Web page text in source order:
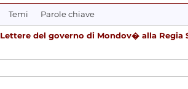
Temi Parole chiave
Lettere del governo di Mondov� alla Regia